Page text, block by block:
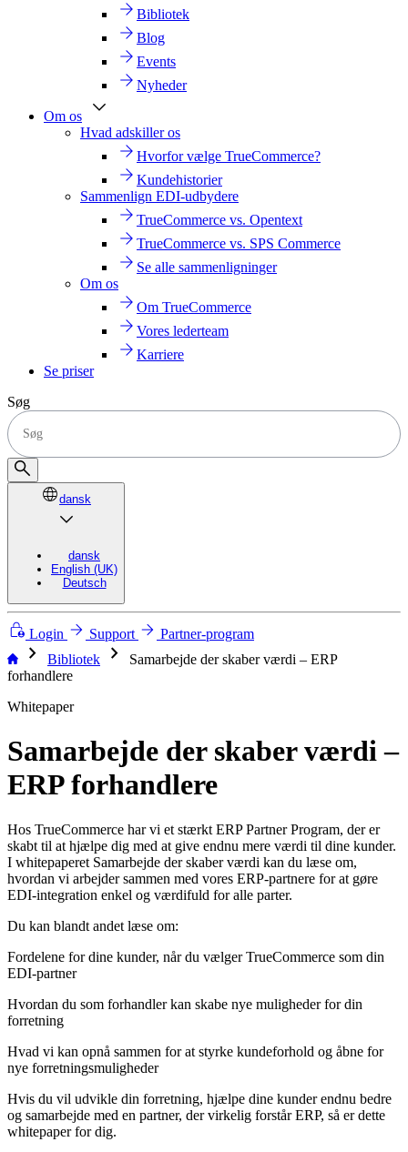
Bibliotek
Blog
Events
Nyheder
Om os
Hvad adskiller os
Hvorfor vælge TrueCommerce?
Kundehistorier
Sammenlign EDI-udbydere
TrueCommerce vs. Opentext
TrueCommerce vs. SPS Commerce
Se alle sammenligninger
Om os
Om TrueCommerce
Vores lederteam
Karriere
Se priser
Søg
dansk
dansk
English (UK)
Deutsch
Login Support Partner-program
chevron_right Bibliotek chevron_right
Samarbejde der skaber værdi – ERP
forhandlere
Whitepaper
Samarbejde der skaber værdi –
ERP forhandlere
Hos TrueCommerce har vi et stærkt ERP Partner Program, der er
skabt til at hjælpe dig med at give endnu mere værdi til dine kunder.
I whitepaperet Samarbejde der skaber værdi kan du læse om,
hvordan vi arbejder sammen med vores ERP-partnere for at gøre
EDI-integration enkel og værdifuld for alle parter.
Du kan blandt andet læse om:
Fordelene for dine kunder, når du vælger TrueCommerce som din
EDI-partner
Hvordan du som forhandler kan skabe nye muligheder for din
forretning
Hvad vi kan opnå sammen for at styrke kundeforhold og åbne for
nye forretningsmuligheder
Hvis du vil udvikle din forretning, hjælpe dine kunder endnu bedre
og samarbejde med en partner, der virkelig forstår ERP, så er dette
whitepaper for dig.